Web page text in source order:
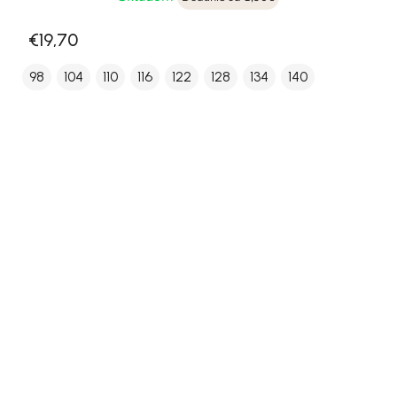
€19,70
98 104 110 116 122 128 134 140